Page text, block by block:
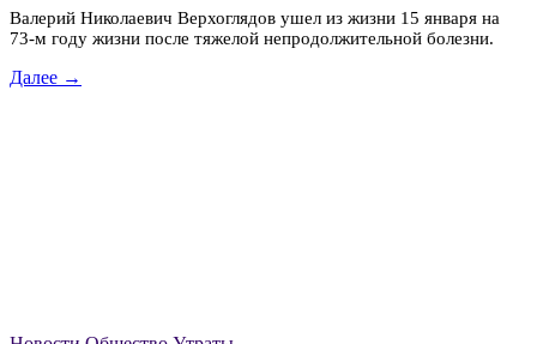
Валерий Николаевич Верхоглядов ушел из жизни 15 января на
73-м году жизни после тяжелой непродолжительной болезни.
Далее →